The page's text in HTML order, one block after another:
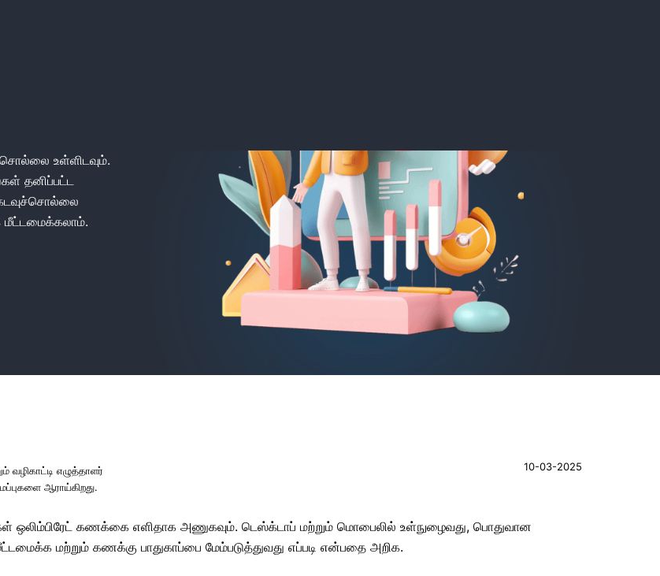
கணக்கிற்கான
உள்ளிடவும்.
தனிப்பட்ட
கடவுச்சொல்லை
மீட்டமைக்கலாம்.
எழுத்தாளர்
ஆராய்கிறது.
10-03-2025
ஒலிம்பிரேட் கணக்கை எளிதாக அணுகவும். டெஸ்க்டாப் மற்றும் மொபைலில் உள்நுழைவது, பொதுவான
மற்றும் கணக்கு பாதுகாப்பை மேம்படுத்துவது எப்படி என்பதை அறிக.